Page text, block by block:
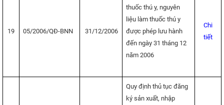
19 05/2006/QĐ-BNN 31/12/2006
thuốc thú y, nguyên
liệu làm thuốc thú y
được phép lưu hành
đến ngày 31 tháng 12
năm 2006
Chi
tiết
Quy định thủ tục đăng
ký sản xuất, nhập